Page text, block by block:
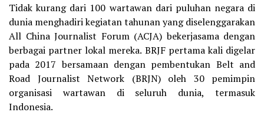
Tidak kurang dari 100 wartawan dari puluhan negara di
dunia menghadiri kegiatan tahunan yang diselenggarakan
All China Journalist Forum (ACJA) bekerjasama dengan
berbagai partner lokal mereka. BRJF pertama kali digelar
pada 2017 bersamaan dengan pembentukan Belt and
Road Journalist Network (BRJN) oleh 30 pemimpin
organisasi wartawan di seluruh dunia, termasuk
Indonesia.